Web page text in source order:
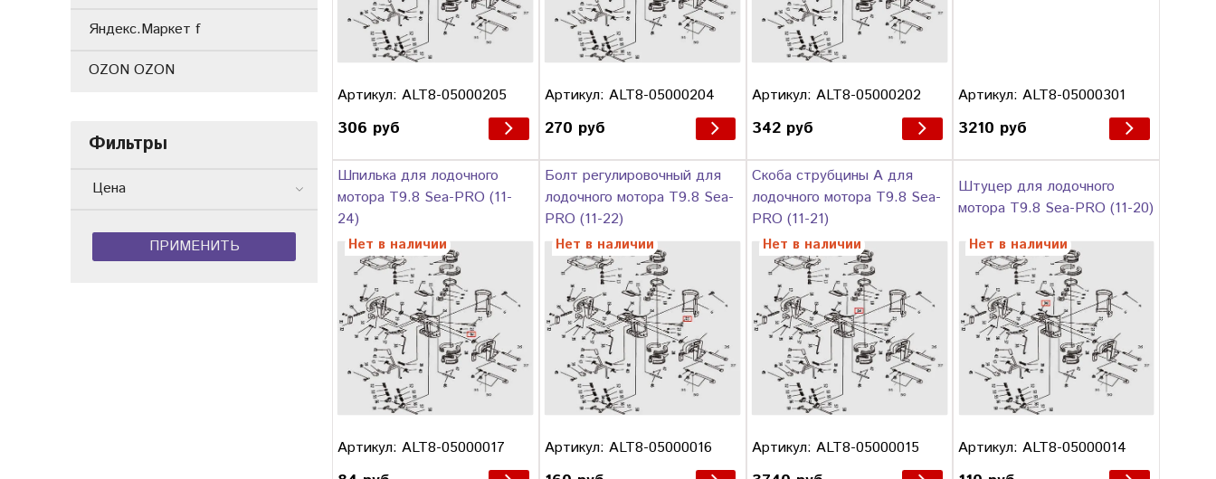
Артикул: ALT8-05000205
306 руб
Артикул: ALT8-05000204
270 руб
Артикул: ALT8-05000202
342 руб
Артикул: ALT8-05000301
3210 руб
Шпилька для лодочного
мотора T9.8 Sea-PRO (11-
24)
Нет в наличии
Артикул: ALT8-05000017
Болт регулировочный для
лодочного мотора T9.8 Sea-
PRO (11-22)
Нет в наличии
Артикул: ALT8-05000016
Скоба струбцины А для
лодочного мотора T9.8 Sea-
PRO (11-21)
Нет в наличии
Артикул: ALT8-05000015
Штуцер для лодочного
мотора T9.8 Sea-PRO (11-20)
Нет в наличии
Артикул: ALT8-05000014
Яндекс.Маркет f
OZON OZON
Фильтры
Цена
ПРИМЕНИТЬ